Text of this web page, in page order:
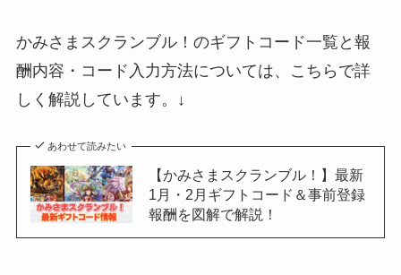
かみさまスクランブル！のギフトコード一覧と報
酬内容・コード入力方法については、こちらで詳
しく解説しています。↓
あわせて読みたい
【かみさまスクランブル！】最新
1月・2月ギフトコード＆事前登録
報酬を図解で解説！